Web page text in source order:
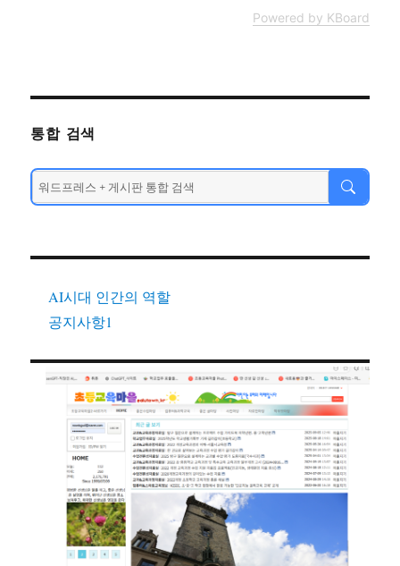
Powered by KBoard
통합 검색
AI시대 인간의 역할
공지사항1